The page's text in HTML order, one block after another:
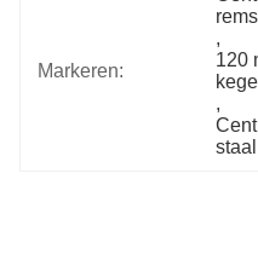
Markeren:
,
120
kegel
,